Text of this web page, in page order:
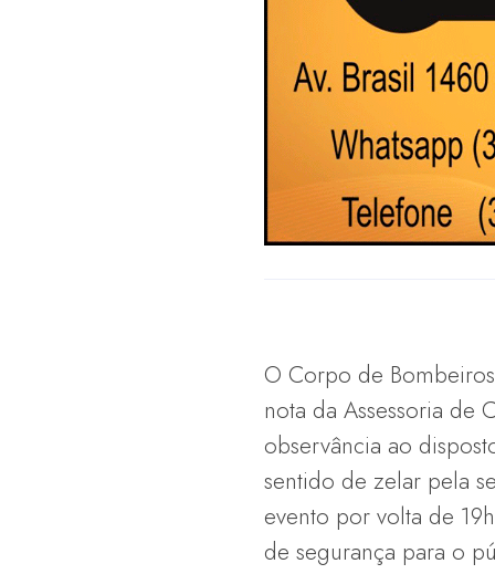
O Corpo de
nota da Assessoria de
observância ao
sentido de zelar pela
evento por volta de
de segurança para o